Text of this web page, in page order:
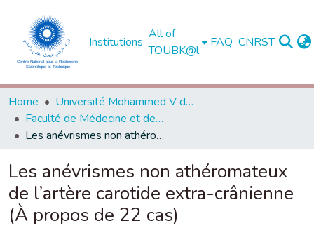
Institutions
All of
TOUBK@l
FAQ CNRST
Home
Université Mohammed V de Rabat
Faculté de Médecine et de Pharmacie - Rabat
Les anévrismes non athéromateux de l’artère carotide extra-crânienne (À propos de 22 cas)
Les anévrismes non athéromateux
de l’artère carotide extra-crânienne
(À propos de 22 cas)